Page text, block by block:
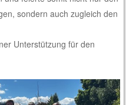
sondern auch zugleich den
Unterstützung für den